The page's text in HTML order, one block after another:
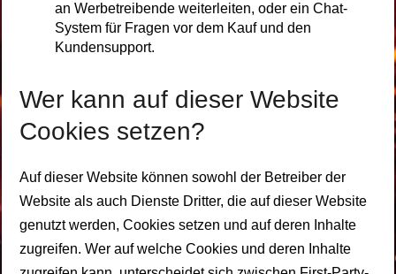
an Werbetreibende weiterleiten, oder ein Chat-
System für Fragen vor dem Kauf und den
Kundensupport.
Wer kann auf dieser Website
Cookies setzen?
Auf dieser Website können sowohl der Betreiber der
Website als auch Dienste Dritter, die auf dieser Website
genutzt werden, Cookies setzen und auf deren Inhalte
zugreifen. Wer auf welche Cookies und deren Inhalte